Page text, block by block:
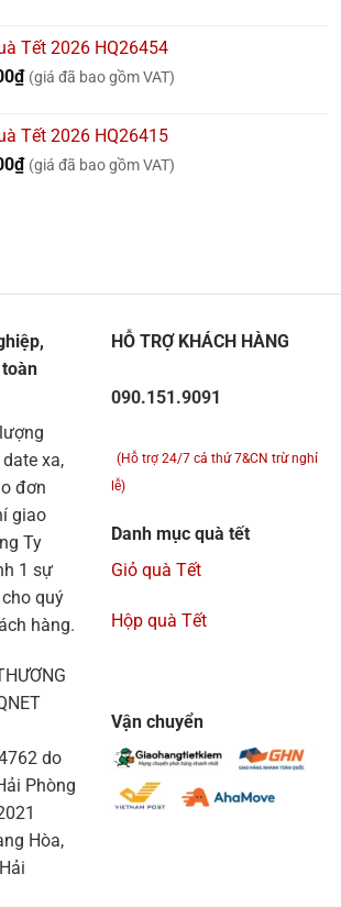
Tết 2026 HQ26454
₫ (giá đã bao gồm VAT)
Tết 2026 HQ26415
₫ (giá đã bao gồm VAT)
xa,
đơn
giao
Ty
1 sự
quý
hàng.
do
Phòng
Hòa,
HỖ TRỢ KHÁCH HÀNG
090.151.9091
(Hỗ trợ 24/7 cả thứ 7&CN trừ nghỉ
lễ)
Danh mục quà tết
Giỏ quà Tết
Hộp quà Tết
Vận chuyển